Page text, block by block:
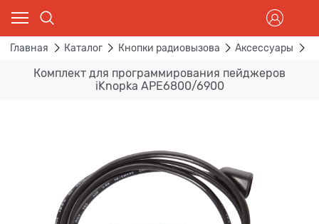
Главная Каталог Кнопки радиовызова Аксессуары
Комплект для программирования пейджеров
iKnopka APE6800/6900